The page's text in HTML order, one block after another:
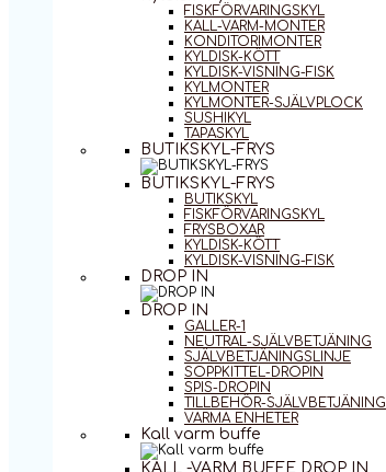
FISKFÖRVARINGSKYL
KALL-VARM-MONTER
KONDITORIMONTER
KYLDISK-KÖTT
KYLDISK-VISNING-FISK
KYLMONTER
KYLMONTER-SJÄLVPLOCK
SUSHIKYL
TAPASKYL
BUTIKSKYL-FRYS
BUTIKSKYL-FRYS
BUTIKSKYL
FISKFÖRVARINGSKYL
FRYSBOXAR
KYLDISK-KÖTT
KYLDISK-VISNING-FISK
DROP IN
DROP IN
GALLER-1
NEUTRAL-SJÄLVBETJÄNING
SJÄLVBETJÄNINGSLINJE
SOPPKITTEL-DROPIN
SPIS-DROPIN
TILLBEHÖR-SJÄLVBETJÄNING
VARMA ENHETER
Kall varm buffe
KALL -VARM BUFFE DROP IN